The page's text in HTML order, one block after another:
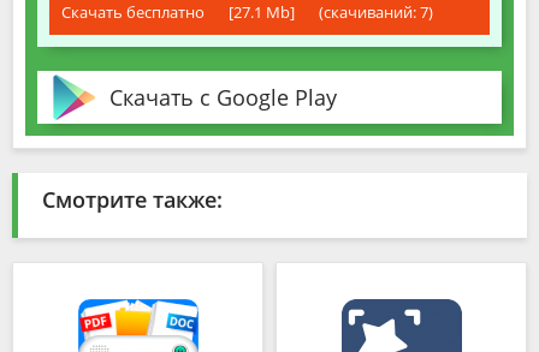
Скачать бесплатно [27.1 Mb] (cкачиваний: 7)
Скачать с Google Play
Смотрите также: